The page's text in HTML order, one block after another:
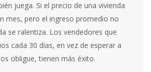
juega. Si el precio de una vivienda
mes, pero el ingreso promedio no
se ralentiza. Los vendedores que
cada 30 días, en vez de esperar a
obligue, tienen más éxito.